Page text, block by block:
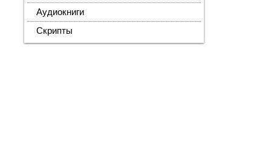
Аудиокниги
Скрипты